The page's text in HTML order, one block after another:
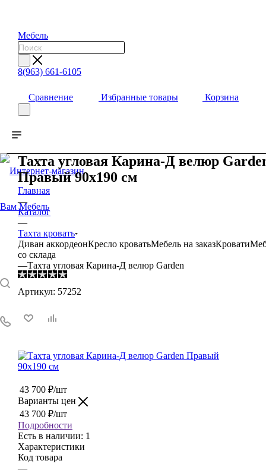
8(963) 661-6105
Сравнение Избранные товары Корзина
0
Тахта угловая Карина-Д велюр
Правый 90х190 см
Главная
—
Каталог
—
Тахта кровать
Диван аккордеонКресло кроватьМебель на заказКровати
со склада
—Тахта угловая Карина-Д велюр Garden
Артикул: 57252
43 700 ₽/шт
Варианты цен
43 700 ₽/шт
Подробности
Есть в наличии: 1
Характеристики
Код товара
—